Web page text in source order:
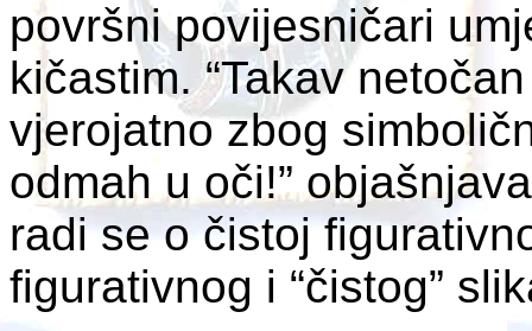
površni povijesničari
kičastim. “Takav
vjerojatno zbog
odmah u oči!”
radi se o čistoj
figurativnog i “čistog”